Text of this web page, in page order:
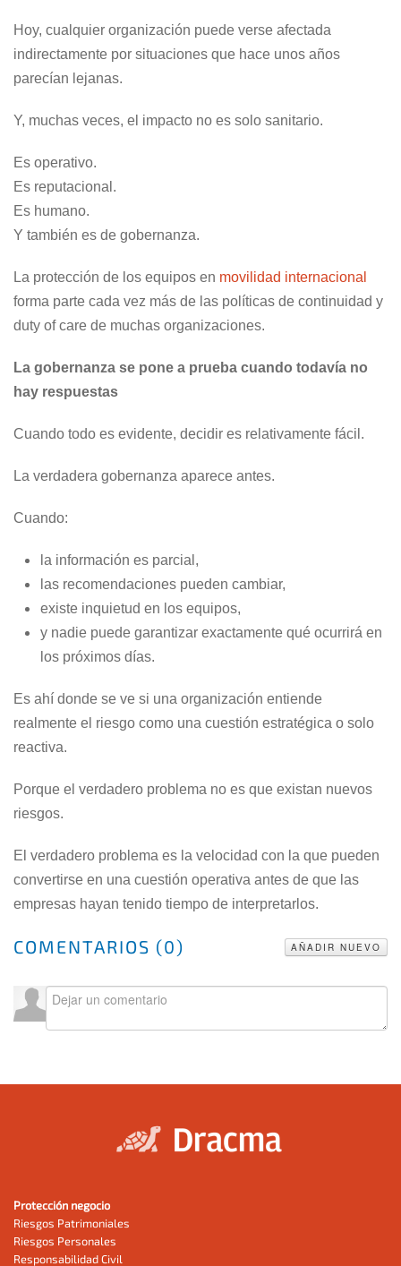
Hoy, cualquier organización puede verse afectada
indirectamente por situaciones que hace unos años
parecían lejanas.
Y, muchas veces, el impacto no es solo sanitario.
Es operativo.
Es reputacional.
Es humano.
Y también es de gobernanza.
La protección de los equipos en movilidad internacional
forma parte cada vez más de las políticas de continuidad y
duty of care de muchas organizaciones.
La gobernanza se pone a prueba cuando todavía no
hay respuestas
Cuando todo es evidente, decidir es relativamente fácil.
La verdadera gobernanza aparece antes.
Cuando:
la información es parcial,
las recomendaciones pueden cambiar,
existe inquietud en los equipos,
y nadie puede garantizar exactamente qué ocurrirá en
los próximos días.
Es ahí donde se ve si una organización entiende
realmente el riesgo como una cuestión estratégica o solo
reactiva.
Porque el verdadero problema no es que existan nuevos
riesgos.
El verdadero problema es la velocidad con la que pueden
convertirse en una cuestión operativa antes de que las
empresas hayan tenido tiempo de interpretarlos.
COMENTARIOS (0) AÑADIR NUEVO
Protección negocio
Riesgos Patrimoniales
Riesgos Personales
Responsabilidad Civil